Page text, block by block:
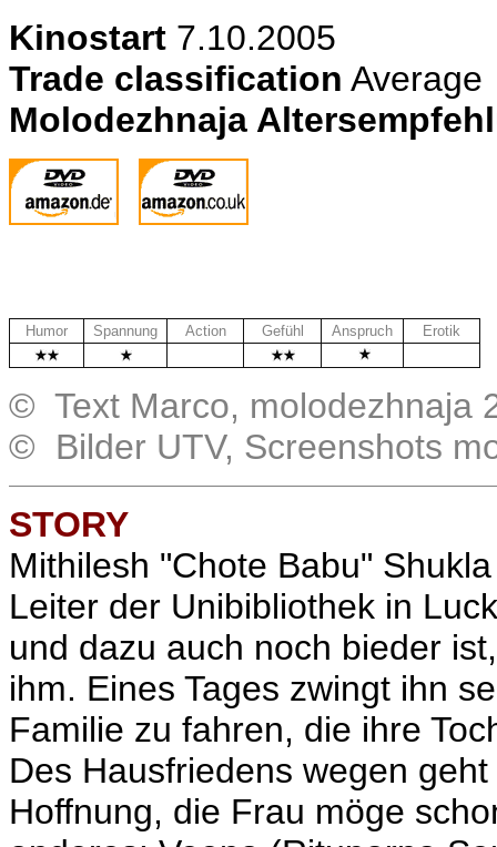
Kinostart 7.10.2005
Trade classification Average
Molodezhnaja
Humor Spannung Action Gefühl Anspruch
Erotik
© Text Marco, molodezhnaja
© Bilder UTV, Screenshots
STORY
Mithilesh "Chote Babu"
Leiter der Unibibliothek in
und dazu auch noch bieder
ihm. Eines Tages zwingt ihn
Familie zu fahren, die ihre
Des Hausfriedens wegen
Hoffnung, die Frau möge